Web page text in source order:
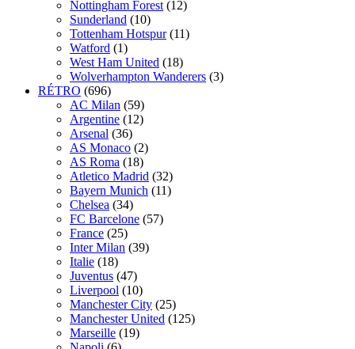
Nottingham Forest (12)
Sunderland (10)
Tottenham Hotspur (11)
Watford (1)
West Ham United (18)
Wolverhampton Wanderers (3)
RÉTRO (696)
AC Milan (59)
Argentine (12)
Arsenal (36)
AS Monaco (2)
AS Roma (18)
Atletico Madrid (32)
Bayern Munich (11)
Chelsea (34)
FC Barcelone (57)
France (25)
Inter Milan (39)
Italie (18)
Juventus (47)
Liverpool (10)
Manchester City (25)
Manchester United (125)
Marseille (19)